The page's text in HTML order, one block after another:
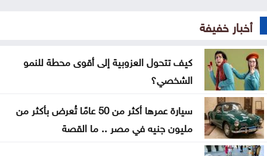
التعافي وبناء الدولة
ترامب: أعتقد أن حرب إيران ستنتهي قريبا جدا
بلدية جرش الكبرى: تكليف الحوامدة مديراً لدائرة
الخدمات العامة
نظرية E-N وفرضية تحمل التكاليف على حساب
المواطنN
أخبار خفيفة
كيف تتحول العزوبية إلى أقوى محطة للنمو
الشخصي؟
سيارة عمرها أكثر من 50 عامًا تُعرض بأكثر من
مليون جنيه في مصر .. ما القصة